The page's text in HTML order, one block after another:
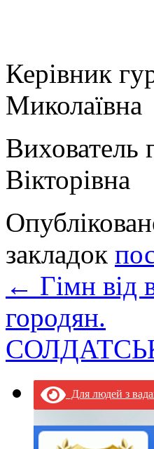
Миколаївна
Вікторівна
закладок
← Гімн від
городян.
Для людей з